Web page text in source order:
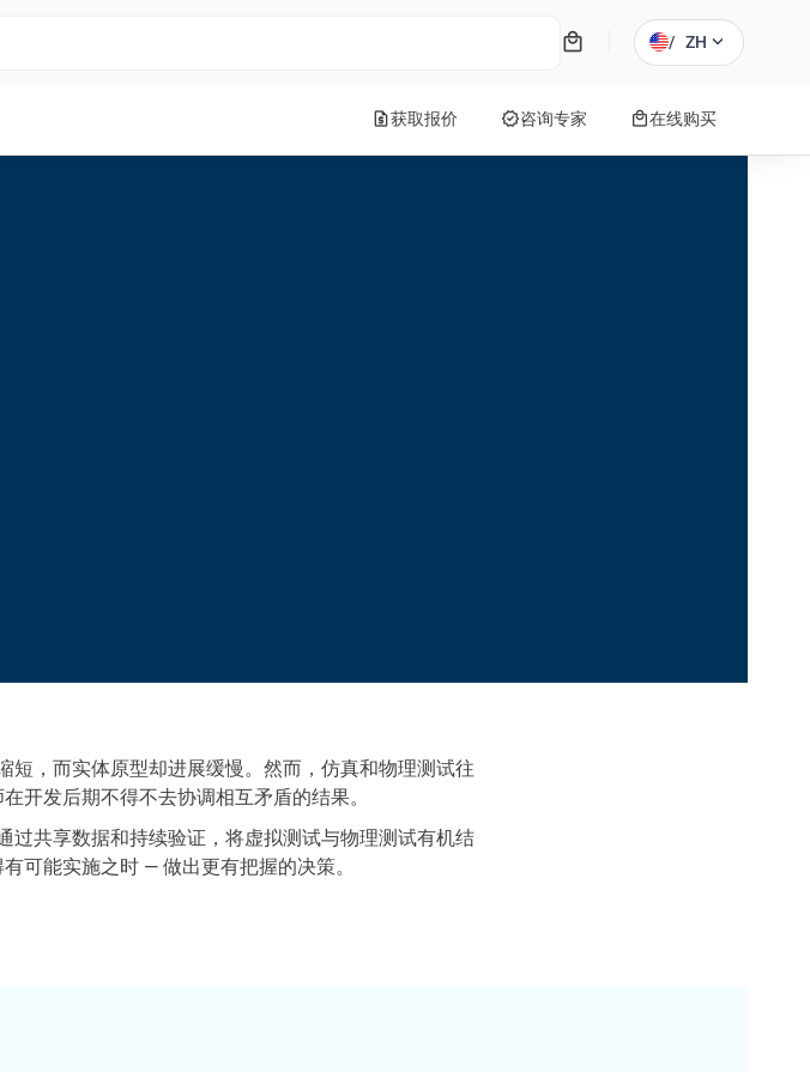
local_mall / ZH expand_more
request_quote获取报价 verified咨询专家 local_mall在线购买
，而实体原型却进展缓慢。然而，仿真和物理测试往
开发后期不得不去协调相互矛盾的结果。
过共享数据和持续验证，将虚拟测试与物理测试有机结
可能实施之时 — 做出更有把握的决策。